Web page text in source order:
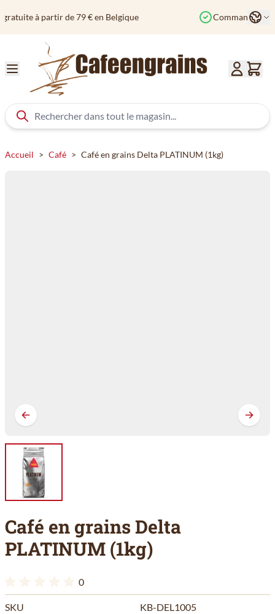
Commandé avant 12h? Expédié aujourd'hui
Accueil > Café > Café en grains Delta PLATINUM (1kg)
Café en grains Delta
PLATINUM (1kg)
0
SKU KB-DEL1005